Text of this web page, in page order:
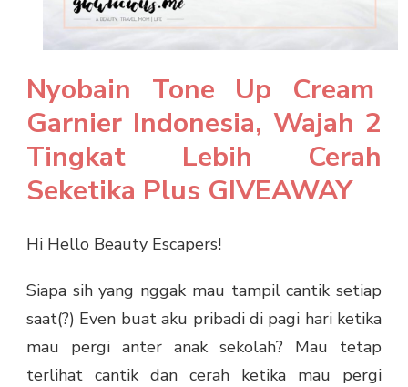
Nyobain Tone Up Cream
Garnier Indonesia, Wajah 2
Tingkat Lebih Cerah
Seketika Plus GIVEAWAY
Hi Hello Beauty Escapers!
Siapa sih yang nggak mau tampil cantik setiap
saat(?) Even buat aku pribadi di pagi hari ketika
mau pergi anter anak sekolah? Mau tetap
terlihat cantik dan cerah ketika mau pergi